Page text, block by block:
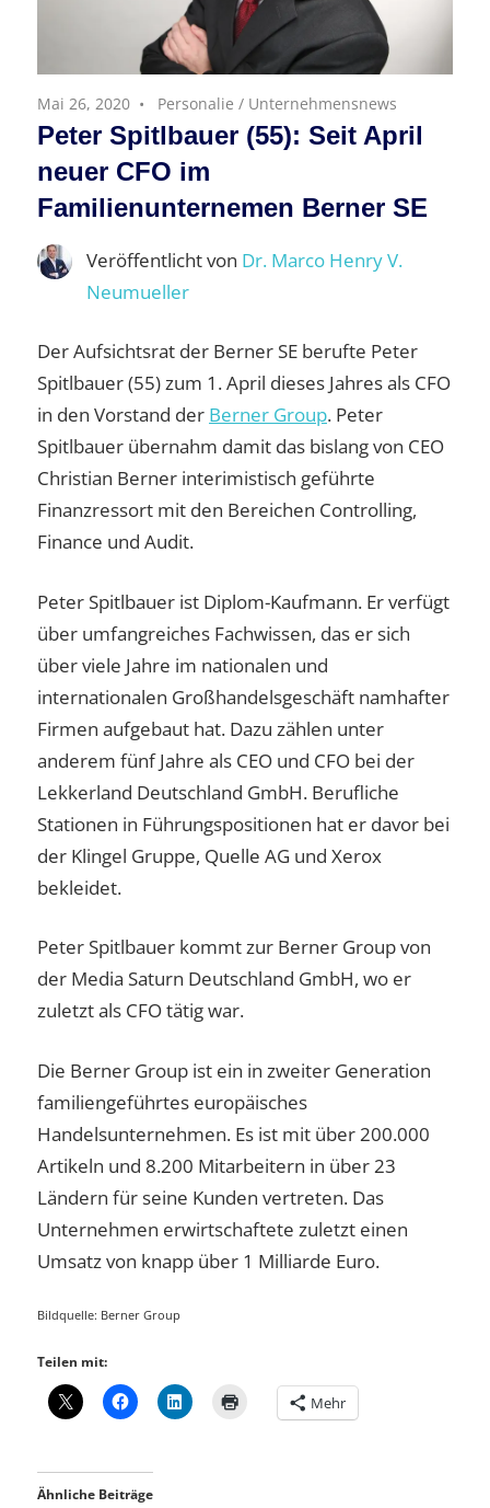
Mai 26, 2020 Personalie / Unternehmensnews
Peter Spitlbauer (55): Seit April
neuer CFO im
Familienunternemen Berner SE
Veröffentlicht von Dr. Marco Henry V.
Neumueller
Der Aufsichtsrat der Berner SE berufte Peter
Spitlbauer (55) zum 1. April dieses Jahres als CFO
in den Vorstand der Berner Group. Peter
Spitlbauer übernahm damit das bislang von CEO
Christian Berner interimistisch geführte
Finanzressort mit den Bereichen Controlling,
Finance und Audit.
Peter Spitlbauer ist Diplom-Kaufmann. Er verfügt
über umfangreiches Fachwissen, das er sich
über viele Jahre im nationalen und
internationalen Großhandelsgeschäft namhafter
Firmen aufgebaut hat. Dazu zählen unter
anderem fünf Jahre als CEO und CFO bei der
Lekkerland Deutschland GmbH. Berufliche
Stationen in Führungspositionen hat er davor bei
der Klingel Gruppe, Quelle AG und Xerox
bekleidet.
Peter Spitlbauer kommt zur Berner Group von
der Media Saturn Deutschland GmbH, wo er
zuletzt als CFO tätig war.
Die Berner Group ist ein in zweiter Generation
familiengeführtes europäisches
Handelsunternehmen. Es ist mit über 200.000
Artikeln und 8.200 Mitarbeitern in über 23
Ländern für seine Kunden vertreten. Das
Unternehmen erwirtschaftete zuletzt einen
Umsatz von knapp über 1 Milliarde Euro.
Bildquelle: Berner Group
Teilen mit:
Mehr
Ähnliche Beiträge